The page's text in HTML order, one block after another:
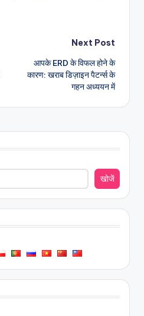
Next Post
आपके ERD के विफल होने के
कारण: खराब डिज़ाइन पैटर्न्स के
गहन अध्ययन में
खोजें